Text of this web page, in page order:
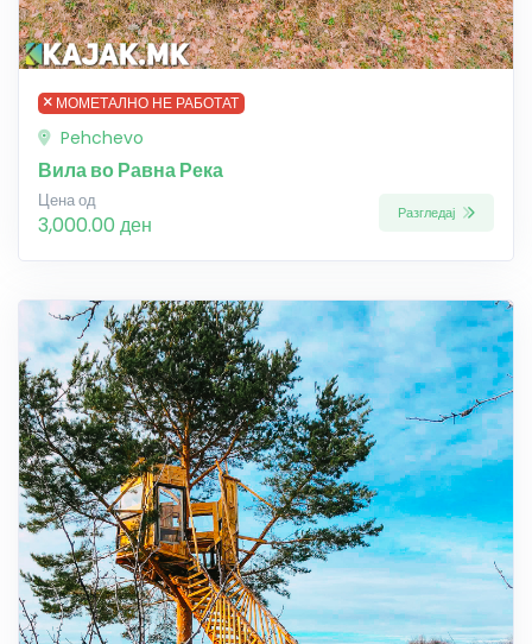
МОМЕТАЛНО НЕ РАБОТАТ
Pehchevo
Вила во Равна Река
Цена од
3,000.00 ден Разгледај